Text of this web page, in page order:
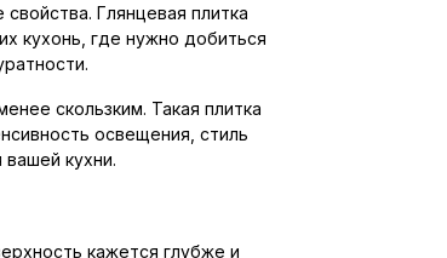
Глянцевая плитка
кухонь, где нужно добиться
скользким. Такая плитка
освещения, стиль
кухни.
кажется глубже и